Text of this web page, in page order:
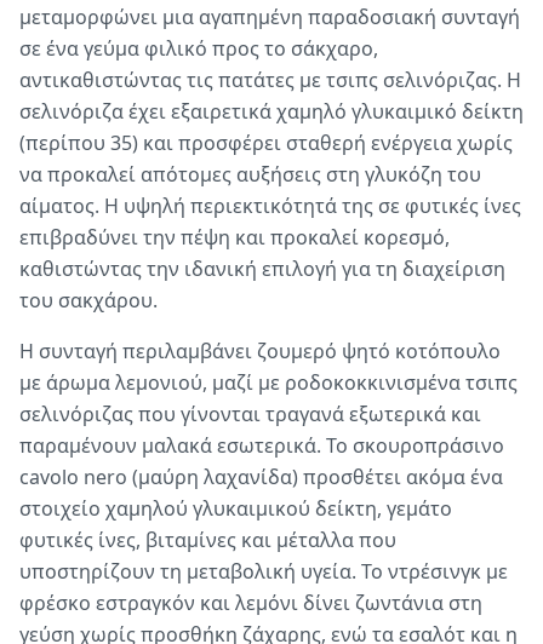
μεταμορφώνει μια αγαπημένη παραδοσιακή συνταγή
σε ένα γεύμα φιλικό προς το σάκχαρο,
αντικαθιστώντας τις πατάτες με τσιπς σελινόριζας. Η
σελινόριζα έχει εξαιρετικά χαμηλό γλυκαιμικό δείκτη
(περίπου 35) και προσφέρει σταθερή ενέργεια χωρίς
να προκαλεί απότομες αυξήσεις στη γλυκόζη του
αίματος. Η υψηλή περιεκτικότητά της σε φυτικές ίνες
επιβραδύνει την πέψη και προκαλεί κορεσμό,
καθιστώντας την ιδανική επιλογή για τη διαχείριση
του σακχάρου.
Η συνταγή περιλαμβάνει ζουμερό ψητό κοτόπουλο
με άρωμα λεμονιού, μαζί με ροδοκοκκινισμένα τσιπς
σελινόριζας που γίνονται τραγανά εξωτερικά και
παραμένουν μαλακά εσωτερικά. Το σκουροπράσινο
cavolo nero (μαύρη λαχανίδα) προσθέτει ακόμα ένα
στοιχείο χαμηλού γλυκαιμικού δείκτη, γεμάτο
φυτικές ίνες, βιταμίνες και μέταλλα που
υποστηρίζουν τη μεταβολική υγεία. Το ντρέσινγκ με
φρέσκο εστραγκόν και λεμόνι δίνει ζωντάνια στη
γεύση χωρίς προσθήκη ζάχαρης, ενώ τα εσαλότ και η